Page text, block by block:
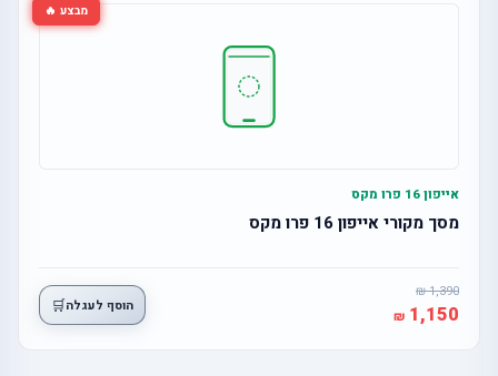
מבצע 🔥
אייפון 16 פרו מקס
מסך מקורי אייפון 16 פרו מקס
1,390
1,150 הוסף לעגלה🛒